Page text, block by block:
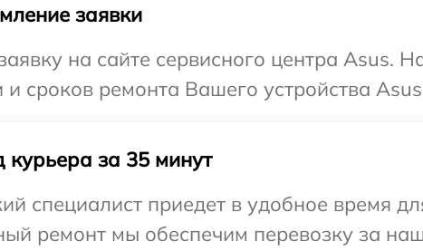
заявки
на сайте сервисного центра
и сроков ремонта Вашего устройства
курьера за 35 минут
специалист приедет в удобное время
ремонт мы обеспечим перевозку за